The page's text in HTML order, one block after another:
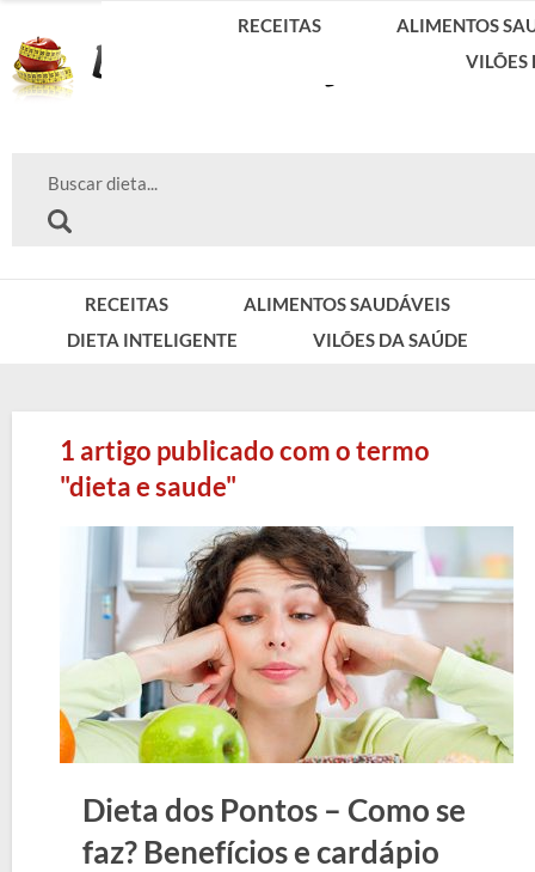
RECEITAS
ALIMENTOS SAUDÁVEIS
DIETA INTELIGENTE
VILÕES DA SAÚDE
RECEITAS
ALIMENTOS
VILÕES
1 artigo publicado com o termo
"dieta e saude"
Dieta dos Pontos – Como se
faz? Benefícios e cardápio